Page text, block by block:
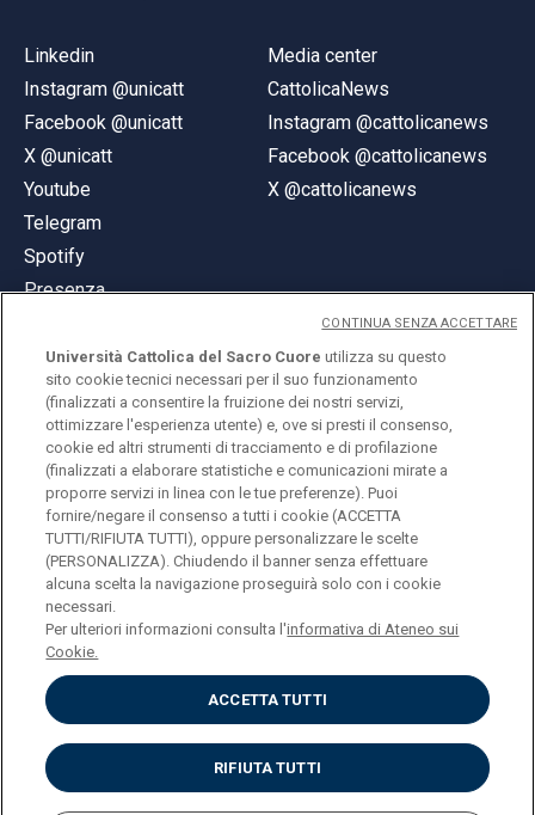
Linkedin
Instagram @unicatt
Facebook @unicatt
X @unicatt
Youtube
Telegram
Spotify
Presenza
Media center
CattolicaNews
Instagram @cattolicanews
Facebook @cattolicanews
X @cattolicanews
© Università Cattolica del Sacro Cuore
Largo A. Gemelli 1, 20123 Milano
PI 02133120150
ENGLISH
Privacy
Accessibilità
Cookies
Impostazione Cookies
Università Cattolica del Sacro Cuore utilizza su questo
sito cookie tecnici necessari per il suo funzionamento
(finalizzati a consentire la fruizione dei nostri servizi,
ottimizzare l'esperienza utente) e, ove si presti il consenso,
cookie ed altri strumenti di tracciamento e di profilazione
(finalizzati a elaborare statistiche e comunicazioni mirate a
proporre servizi in linea con le tue preferenze). Puoi
fornire/negare il consenso a tutti i cookie (ACCETTA
TUTTI/RIFIUTA TUTTI), oppure personalizzare le scelte
(PERSONALIZZA). Chiudendo il banner senza effettuare
alcuna scelta la navigazione proseguirà solo con i cookie
necessari.
Per ulteriori informazioni consulta l'informativa di Ateneo sui
Cookie.
ACCETTA TUTTI
RIFIUTA TUTTI
CONTINUA SENZA ACCETTARE